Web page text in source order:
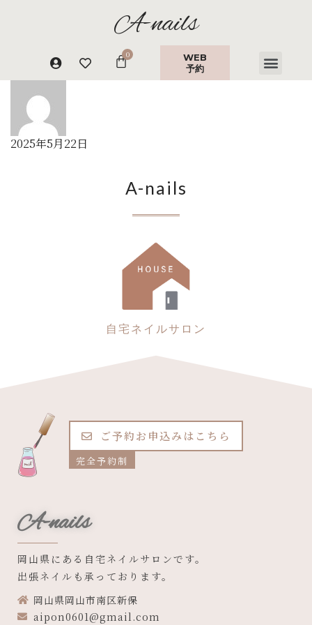
A-nails
WEB
予約
2025年5月22日
A-nails
自宅ネイルサロン
ご予約お申込みはこちら
完全予約制
A-nails
岡山県にある自宅ネイルサロンです。
出張ネイルも承っております。
岡山県岡山市南区新保
aipon0601@gmail.com